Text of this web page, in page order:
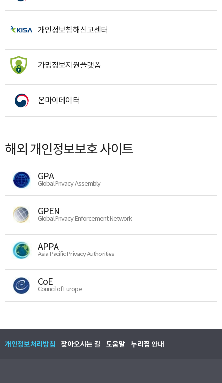
개인정보침해신고센터
가명정보지원플랫폼
온마이데이터
해외 개인정보보호 사이트
GPA
Global Privacy Assembly
GPEN
Global Privacy Enforcement Network
APPA
Asia Pacific Privacy Authorities
CoE
Council of Europe
개인정보처리방침 찾아오시는 길 도움말 누리집 안내